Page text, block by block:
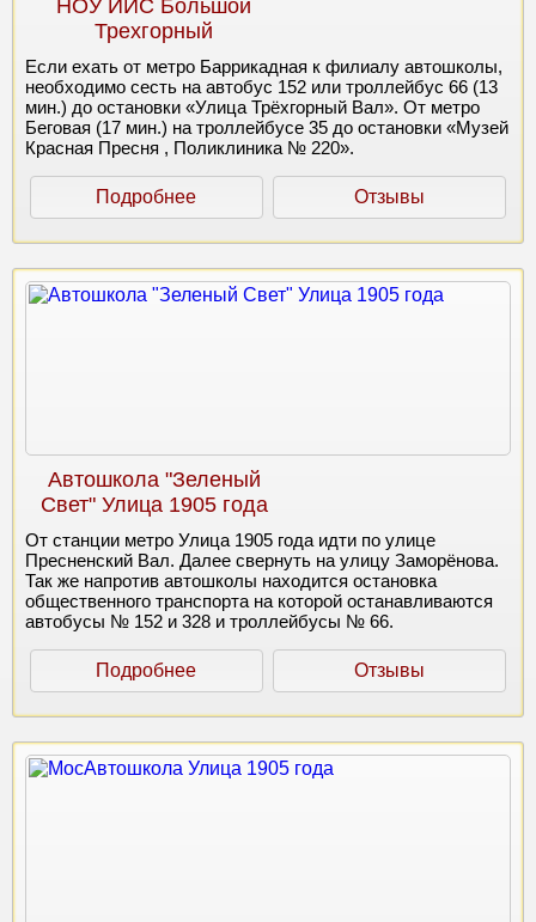
НОУ ИИС Большой
Трехгорный
Если ехать от метро Баррикадная к филиалу автошколы,
необходимо сесть на автобус 152 или троллейбус 66 (13
мин.) до остановки «Улица Трёхгорный Вал». От метро
Беговая (17 мин.) на троллейбусе 35 до остановки «Музей
Красная Пресня , Поликлиника № 220».
Подробнее Отзывы
Автошкола "Зеленый
Свет" Улица 1905 года
От станции метро Улица 1905 года идти по улице
Пресненский Вал. Далее свернуть на улицу Заморёнова.
Так же напротив автошколы находится остановка
общественного транспорта на которой останавливаются
автобусы № 152 и 328 и троллейбусы № 66.
Подробнее Отзывы